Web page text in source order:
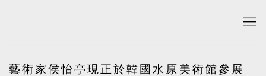
藝術家侯怡亭現正於韓國水原美術館參展